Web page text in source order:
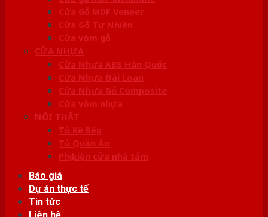
Cửa Gỗ MDF Veneer
Cửa Gỗ Tự Nhiên
Cửa vòm gỗ
CỬA NHỰA
Cửa Nhựa ABS Hàn Quốc
Cửa Nhựa Đài Loan
Cửa Nhựa Gỗ Composite
Cửa vòm nhựa
NỘI THẤT
Tủ Kệ Bếp
Tủ Quần Áo
Phụ kiện cửa nhà tắm
Báo giá
Dự án thực tế
Tin tức